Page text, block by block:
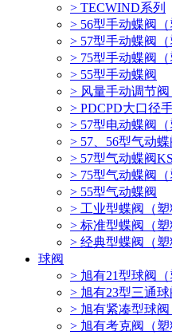
> TECWIND系列
> 56型手动蝶阀（
> 57型手动蝶阀（
> 75型手动蝶阀（
> 55型手动蝶阀
> 风量手动调节阀
> PDCPD大口径
> 57型电动蝶阀（
> 57、56型气动蝶
> 57型气动蝶阀
> 75型气动蝶阀（
> 55型气动蝶阀
> 工业型蝶阀（塑
> 标准型蝶阀（塑
> 经典型蝶阀（塑
球阀
> 旭有21型球阀（
> 旭有23型三通球
> 旭有紧凑型球阀
> 旭有考克阀（塑